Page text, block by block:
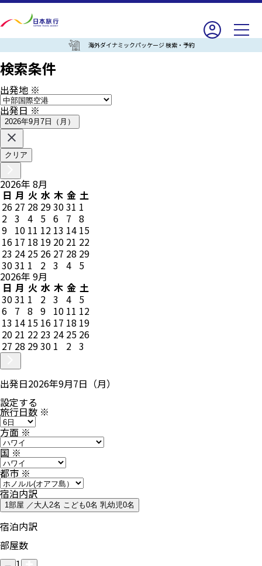
海外ダイナミックパッケージ 検索・予約
検索条件
出発地 ※
出発日※
2026年9月7日（月）
クリア
2026年 8月
日 月 火 水 木 金 土
26 27 28 293031 1
2 3 4 5 6 7 8
9 10 11 12 13 14 15
16 17 18 19 20 21 22
23 24 25 26 27 28 29
3031 1 2 3 4 5
2026年 9月
日 月 火 水 木 金 土
3031 1 2 3 4 5
6 7 8 9 10 11 12
13 14 15 16 17 18 19
20 21 22 23 24 25 26
27 28 2930 1 2 3
出発日2026年9月7日（月）
設定する
旅行日数 ※
方面※
国※
都市※
宿泊内訳
1部屋 ／大人2名 こども0名 乳幼児0名
宿泊内訳
部屋数